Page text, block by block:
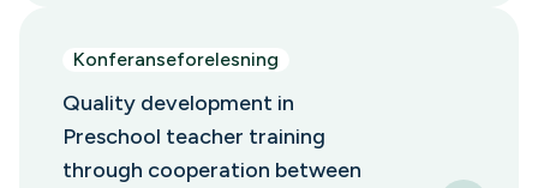
Konferanseforelesning
Quality development in
Preschool teacher training
through cooperation between